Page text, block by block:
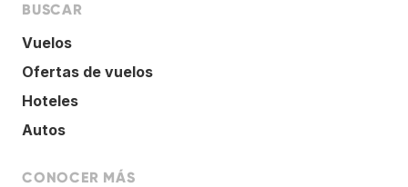
BUSCAR
Vuelos
Ofertas de vuelos
Hoteles
Autos
CONOCER MÁS